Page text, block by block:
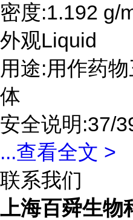
密度:1.192 g/
外观Liquid
用途:用作药
体
安全说明:37/
...查看全文 >
联系我们
上海百舜生物